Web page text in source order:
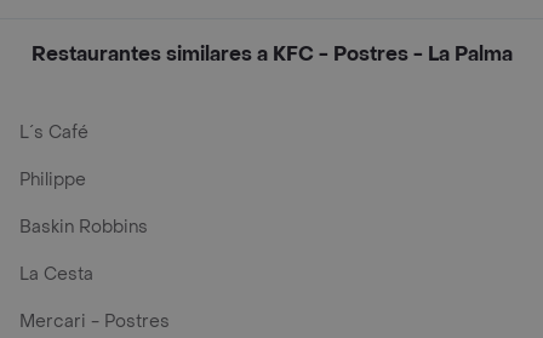
Restaurantes similares a KFC - Postres - La Palma
L´s Café
Philippe
Baskin Robbins
La Cesta
Mercari - Postres